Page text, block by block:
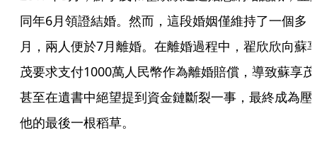
同年6月領證結婚。然而，這段婚姻僅維持了一個多
月，兩人便於7月離婚。在離婚過程中，翟欣欣向蘇
茂要求支付1000萬人民幣作為離婚賠償，導致蘇享茂
甚至在遺書中絕望提到資金鏈斷裂一事，最終成為壓
他的最後一根稻草。